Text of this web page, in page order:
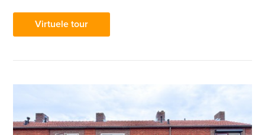
Virtuele tour